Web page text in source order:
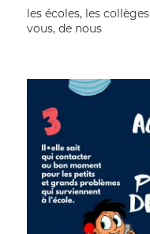
les écoles, les
vous, de nous